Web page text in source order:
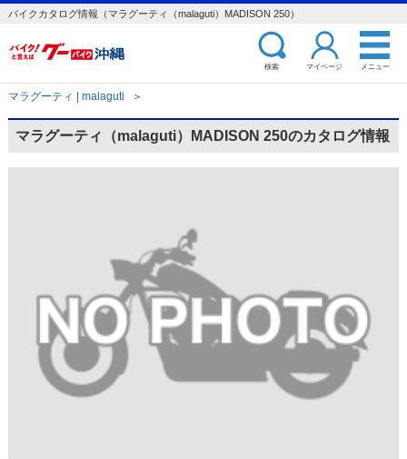
バイクカタログ情報（マラグーティ（malaguti）MADISON 250）
検索 マイページ メニュー
マラグーティ | malaguti ＞
マラグーティ（malaguti）MADISON 250のカタログ情報